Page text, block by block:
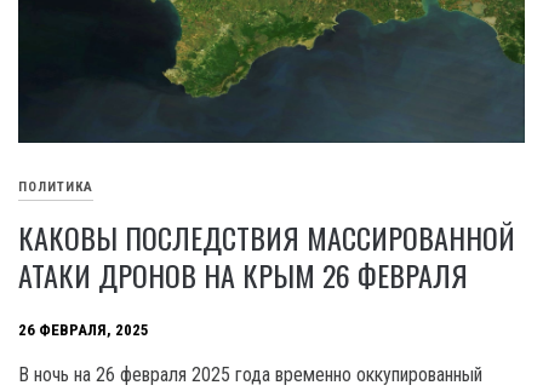
ПОЛИТИКА
КАКОВЫ ПОСЛЕДСТВИЯ МАССИРОВАННОЙ
АТАКИ ДРОНОВ НА КРЫМ 26 ФЕВРАЛЯ
26 ФЕВРАЛЯ, 2025
В ночь на 26 февраля 2025 года временно оккупированный